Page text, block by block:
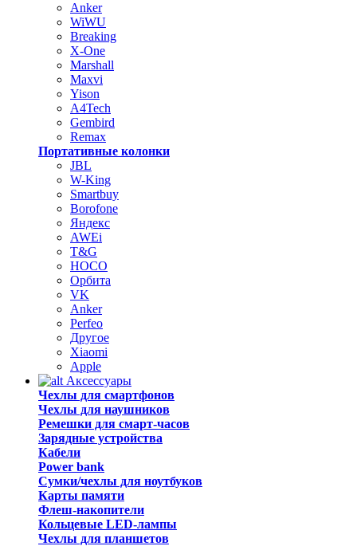
Anker
WiWU
Breaking
X-One
Marshall
Maxvi
Yison
A4Tech
Gembird
Remax
Портативные колонки
JBL
W-King
Smartbuy
Borofone
Яндекс
AWEi
T&G
HOCO
Орбита
VK
Anker
Perfeo
Другое
Xiaomi
Apple
Аксессуары
Чехлы для смартфонов
Чехлы для наушников
Ремешки для смарт-часов
Зарядные устройства
Кабели
Power bank
Сумки/чехлы для ноутбуков
Карты памяти
Флеш-накопители
Кольцевые LED-лампы
Чехлы для планшетов